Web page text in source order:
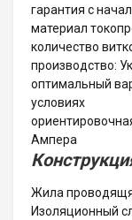
гарантия с
материал
количество
производство:
оптимальный
условиях
Ампера
Жила
Изоляционный